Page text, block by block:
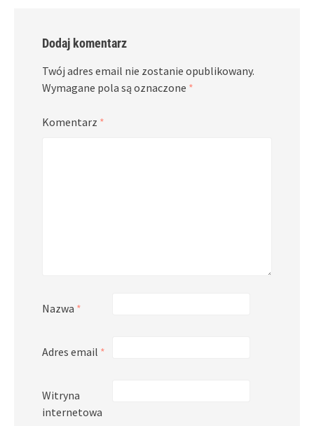
Dodaj komentarz
Twój adres email nie zostanie opublikowany.
Wymagane pola są oznaczone *
Komentarz *
Nazwa *
Adres email *
Witryna
internetowa